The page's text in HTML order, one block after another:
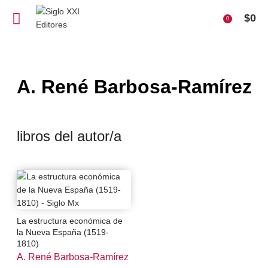
0 $0
A. René Barbosa-Ramírez
libros del autor/a
La estructura económica de
la Nueva España (1519-
1810)
A. René Barbosa-Ramírez